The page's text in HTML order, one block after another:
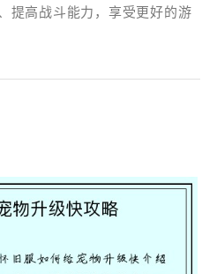
提高战斗能力，享受更好的游